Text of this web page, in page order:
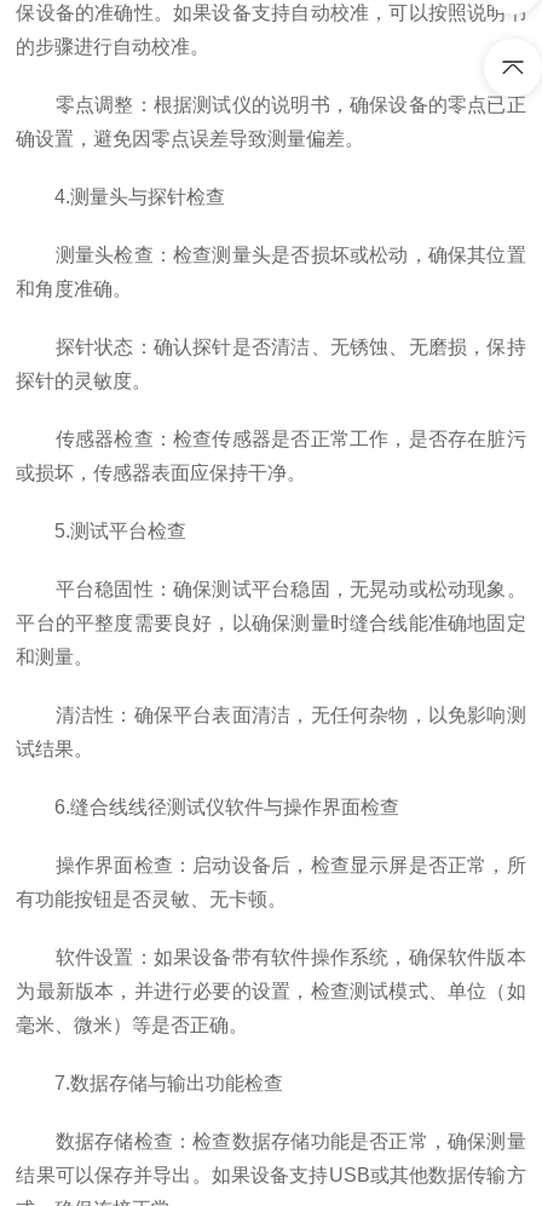
保设备的准确性。如果设备支持自动校准，可以按照说明书
的步骤进行自动校准。
零点调整：根据测试仪的说明书，确保设备的零点已正
确设置，避免因零点误差导致测量偏差。
4.测量头与探针检查
测量头检查：检查测量头是否损坏或松动，确保其位置
和角度准确。
探针状态：确认探针是否清洁、无锈蚀、无磨损，保持
探针的灵敏度。
传感器检查：检查传感器是否正常工作，是否存在脏污
或损坏，传感器表面应保持干净。
5.测试平台检查
平台稳固性：确保测试平台稳固，无晃动或松动现象。
平台的平整度需要良好，以确保测量时缝合线能准确地固定
和测量。
清洁性：确保平台表面清洁，无任何杂物，以免影响测
试结果。
6.缝合线线径测试仪软件与操作界面检查
操作界面检查：启动设备后，检查显示屏是否正常，所
有功能按钮是否灵敏、无卡顿。
软件设置：如果设备带有软件操作系统，确保软件版本
为最新版本，并进行必要的设置，检查测试模式、单位（如
毫米、微米）等是否正确。
7.数据存储与输出功能检查
数据存储检查：检查数据存储功能是否正常，确保测量
结果可以保存并导出。如果设备支持USB或其他数据传输方